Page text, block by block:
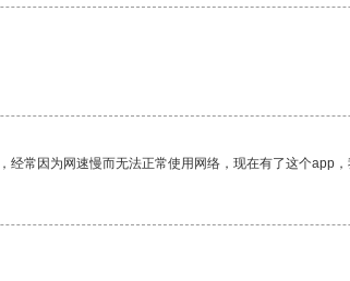
常因为网速慢而无法正常使用网络，现在有了这个app，